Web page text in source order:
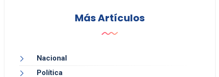
Más Artículos
Nacional
Política